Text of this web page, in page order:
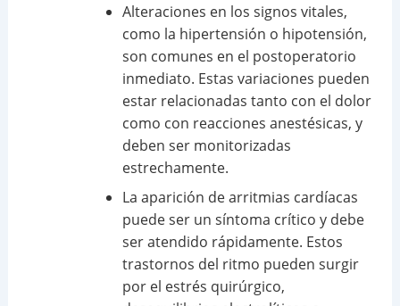
Alteraciones en los signos vitales,
como la hipertensión o hipotensión,
son comunes en el postoperatorio
inmediato. Estas variaciones pueden
estar relacionadas tanto con el dolor
como con reacciones anestésicas, y
deben ser monitorizadas
estrechamente.
La aparición de arritmias cardíacas
puede ser un síntoma crítico y debe
ser atendido rápidamente. Estos
trastornos del ritmo pueden surgir
por el estrés quirúrgico,